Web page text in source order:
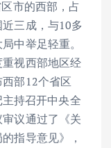
市的西部，占
三成，与10多
中举足轻重。
视西部地区经
部12个省区
持召开中央全
议通过了《关
指导意见》，